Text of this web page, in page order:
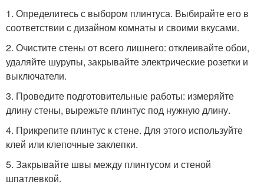
1. Определитесь с выбором плинтуса. Выбирайте его в
соответствии с дизайном комнаты и своими вкусами.
2. Очистите стены от всего лишнего: отклеивайте обои,
удаляйте шурупы, закрывайте электрические розетки и
выключатели.
3. Проведите подготовительные работы: измеряйте
длину стены, вырежьте плинтус под нужную длину.
4. Прикрепите плинтус к стене. Для этого используйте
клей или клепочные заклепки.
5. Закрывайте швы между плинтусом и стеной
шпатлевкой.